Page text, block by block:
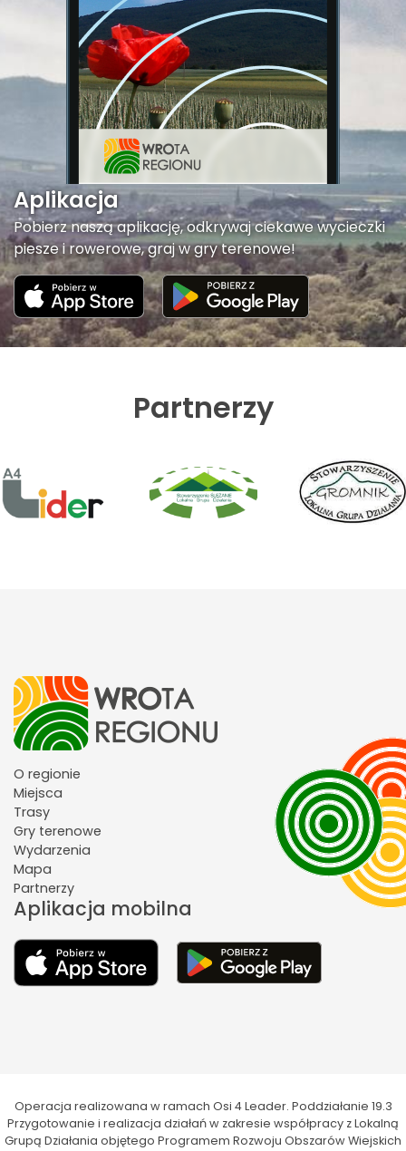
Aplikacja
Pobierz naszą aplikację, odkrywaj ciekawe wycieczki
piesze i rowerowe, graj w gry terenowe!
Partnerzy
O regionie
Miejsca
Trasy
Gry terenowe
Wydarzenia
Mapa
Partnerzy
Aplikacja mobilna
Operacja realizowana w ramach Osi 4 Leader. Poddziałanie 19.3
Przygotowanie i realizacja działań w zakresie współpracy z Lokalną
Grupą Działania objętego Programem Rozwoju Obszarów Wiejskich